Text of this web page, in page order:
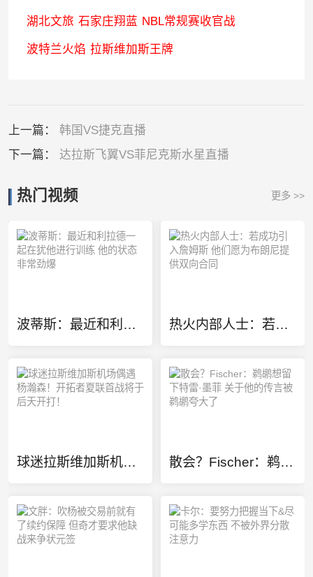
湖北文旅 石家庄翔蓝 NBL常规赛收官战
波特兰火焰 拉斯维加斯王牌
上一篇： 韩国VS捷克直播
下一篇： 达拉斯飞翼VS菲尼克斯水星直播
热门视频 更多 >>
波蒂斯：最近和利拉德一起在犹他进行训练 他的状态非常劲爆 热火内部人士：若成功引入詹姆斯 他们愿为布朗尼提供双向合同
球迷拉斯维加斯机场偶遇杨瀚森！开拓者夏联首战将于后天开打！ 散会？Fischer：鹈鹕想留下特雷·墨菲 关于他的传言被鹈鹕夸大了